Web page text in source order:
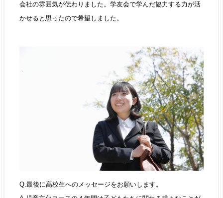
会社の雰囲気が伝わりました。学友会で学んだ協力する力が活
かせると思ったので希望しました。
Q.最後に高校生へのメッセージをお願いします。